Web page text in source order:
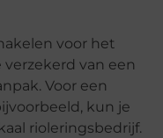
voor het
van een
Voor een
kun je
rioleringsbedrijf.